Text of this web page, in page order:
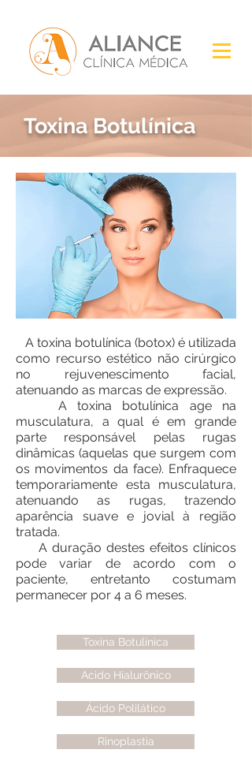
Toxina Botulínica
A toxina botulínica (botox) é utilizada
como recurso estético não cirúrgico
no rejuvenescimento facial,
atenuando as marcas de expressão.
A toxina botulínica age na
musculatura, a qual é em grande
parte responsável pelas rugas
dinâmicas (aquelas que surgem com
os movimentos da face). Enfraquece
temporariamente esta musculatura,
atenuando as rugas, trazendo
aparência suave e jovial à região
tratada.
A duração destes efeitos clínicos
pode variar de acordo com o
paciente, entretanto costumam
permanecer por 4 a 6 meses.
Toxina Botulínica
Acido Hialurônico
Ácido Polilático
Rinoplastia